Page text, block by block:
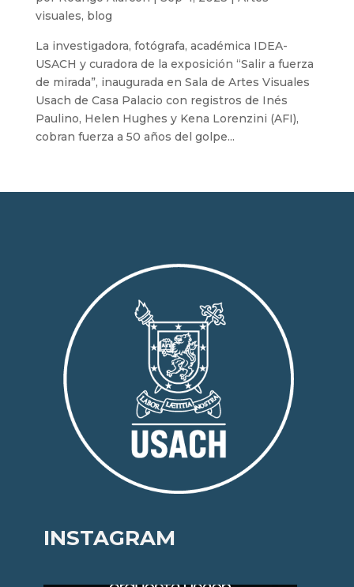
visuales, blog
La investigadora, fotógrafa, académica IDEA-
USACH y curadora de la exposición “Salir a fuerza
de mirada”, inaugurada en Sala de Artes Visuales
Usach de Casa Palacio con registros de Inés
Paulino, Helen Hughes y Kena Lorenzini (AFI),
cobran fuerza a 50 años del golpe...
INSTAGRAM